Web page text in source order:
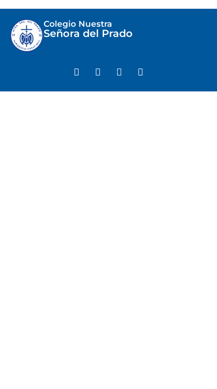
Colegio Nuestra
Señora del Prado